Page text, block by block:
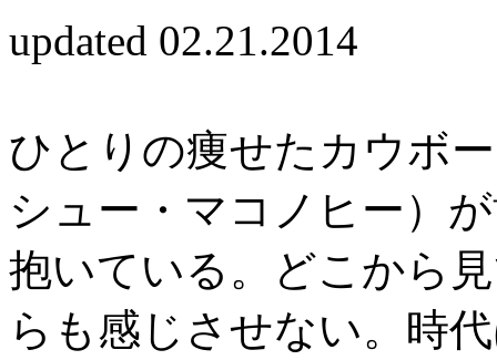
updated 02.21.2014
ひとりの痩せたカウボ
シュー・マコノヒー）
抱いている。どこから
らも感じさせない。時